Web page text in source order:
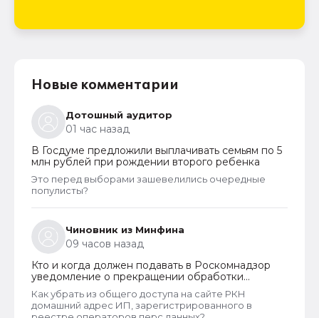
Новые комментарии
Дотошный аудитор
01 час назад
В Госдуме предложили выплачивать семьям по 5
млн рублей при рождении второго ребенка
Это перед выборами зашевелились очередные
популисты?
Чиновник из Минфина
09 часов назад
Кто и когда должен подавать в Роскомнадзор
уведомление о прекращении обработки
персональных данных
Как убрать из общего доступа на сайте РКН
домашний адрес ИП, зарегистрированного в